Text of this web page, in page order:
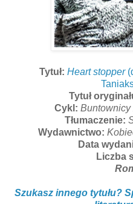
Tytuł: Heart stopper
Tytuł
Cykl: Buntownicy
Tłumaczenie:
Wydawnictwo:
Data
Liczba
Szukasz innego tytułu?